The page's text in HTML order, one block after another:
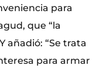
para
que “la
añadió: “Se trata
para armar